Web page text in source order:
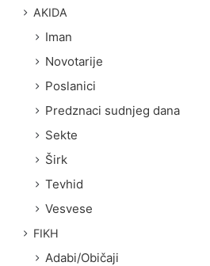
AKIDA
Iman
Novotarije
Poslanici
Predznaci sudnjeg dana
Sekte
Širk
Tevhid
Vesvese
FIKH
Adabi/Običaji